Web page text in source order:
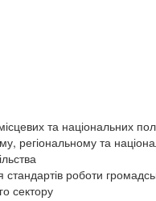
та національних
регіональному та
роботи
сектору